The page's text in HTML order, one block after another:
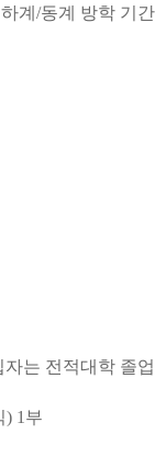
하계 /동계 방학 기
자는 전적대학 졸
) 1 부